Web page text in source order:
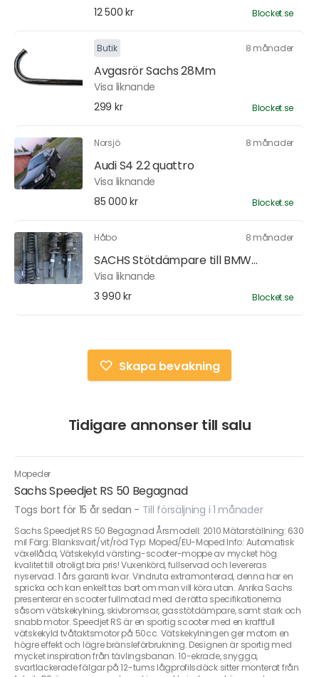
12 500 kr
Blocket.se
Butik 8 månader
Avgasrör Sachs 28Mm
Visa liknande
299 kr
Blocket.se
Norsjö 8 månader
Audi S4 2.2 quattro
Visa liknande
85 000 kr
Blocket.se
Håbo 8 månader
SACHS Stötdämpare till BMW...
Visa liknande
3 990 kr
Blocket.se
Skapa bevakning
Tidigare annonser till salu
Mopeder
Sachs Speedjet RS 50 Begagnad
Togs bort för 15 år sedan - Till försäljning i 1 månader
Sachs Speedjet RS 50 Begagnad Årsmodell: 2010 Mätarställning: 630
mil Färg: Blanksvart/vit/röd Typ: Moped/EU-Moped Info: Automatisk
växellåda, Vätskekyld värsting-scooter-moppe av mycket hög
kvalitet till otroligt bra pris! Vuxenkörd, fullservad och levereras
nyservad. 1 års garanti kvar. Vindruta extramonterad, denna har en
spricka och kan enkelt tas bort om man vill köra utan. Anrika Sachs
presenterar en scooter fullmatad med de rätta specifikationerna
såsom vätskekylning, skivbromsar, gasstötdämpare, samt stark och
snabb motor. Speedjet RS är en sportig scooter med en kraftfull
vätskekyld tvåtaktsmotor på 50cc. Vätskekylningen ger motorn en
högre effekt och lägre bränsleförbrukning. Designen är sportig med
mycket inspiration från tävlingsbanan. 10-ekrade, snygga,
svartlackerade fälgar på 12-tums lågprofilsdäck sitter monterat från